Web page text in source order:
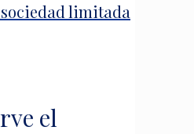
limitada
el